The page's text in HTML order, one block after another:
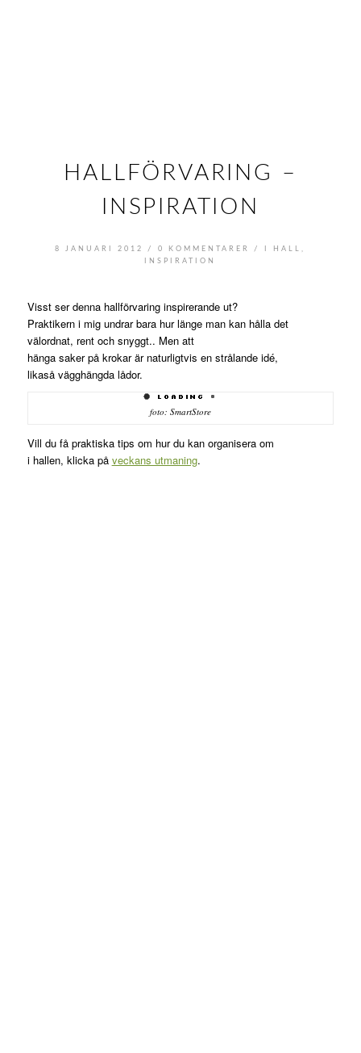
HALLFÖRVARING –
INSPIRATION
8 JANUARI 2012 / 0 KOMMENTARER / HALL,
INSPIRATION
Visst ser denna hallförvaring inspirerande ut?
Praktikern i mig undrar bara hur länge man kan hålla det
välordnat, rent och snyggt.. Men att
hänga saker på krokar är naturligtvis en strålande idé,
likaså vägghängda lådor.
foto: SmartStore
Vill du få praktiska tips om hur du kan organisera om
i hallen, klicka på veckans utmaning.